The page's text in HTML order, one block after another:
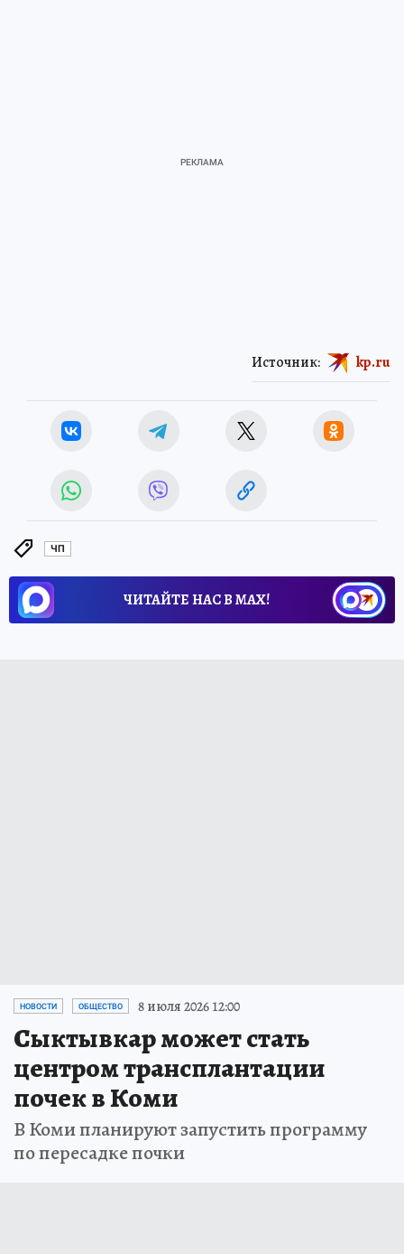
Источник: kp.ru
ЧП
ЧИТАЙТЕ НАС В МАХ!
НОВОСТИ ОБЩЕСТВО 8 июля 2026 12:00
Сыктывкар может стать
центром трансплантации
почек в Коми
В Коми планируют запустить программу
по пересадке почки